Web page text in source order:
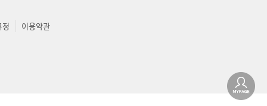
이용약관